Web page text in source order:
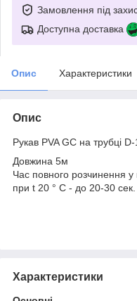
Замовлення під
Доступна доставка
Опис Характеристики
Опис
Рукав PVA GC на трубці
Довжина 5м
Час повного розчинення у
при t 20 ° C - до 20-30 сек.
Характеристики